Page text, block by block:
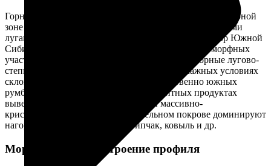
Горные лугово-степные почвы развиваются в высокогорной
зоне под альпийскими и субальпийскими остепненными
лугами и луговыми степями Восточного Кавказа, гор Южной
Сибири, а также встречаются на отдельных ксероморфных
участках внутри ареала горно-луговых почв. Горные лугово-
степные почвы формируются в умеренно-влажных условиях
склонов всех экспозиций, но преимущественно южных
румбов, на слабоненасыщенных сиаллитных продуктах
выветривания плотных осадочных и массивно-
кристаллических пород. В растительном покрове доминируют
нагорные ксерофиты: эфедра, типчак, ковыль и др.
Морфологическое строение профиля